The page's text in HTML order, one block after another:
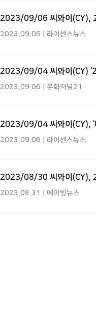
2023/09/06 씨와이(CY),
2023.09.06 | 라이센스뉴스
2023/09/04 씨와이(CY)
2023.09.06 | 문화저널21
2023/09/04 씨와이(CY), ‘
2023.09.06 | 라이센스뉴스
2023/08/30 씨와이(CY),
2023.08.31 | 에이빙뉴스